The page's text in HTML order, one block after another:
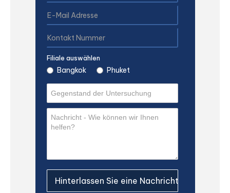
Filiale auswählen
Bangkok Phuket